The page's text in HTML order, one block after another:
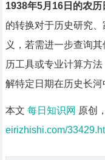
1938年5月16日的农
的转换对于历史研究
义，若需进一步查询
历工具或专业计算方
解特定日期在历史长河
本文 每日知识网 原创
eirizhishi.com/